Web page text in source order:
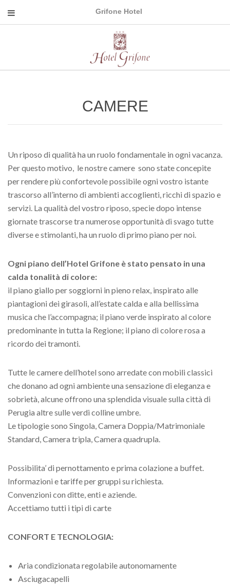
Grifone Hotel
CAMERE
Un riposo di qualità ha un ruolo fondamentale in ogni vacanza.
Per questo motivo, le nostre camere sono state concepite
per rendere più confortevole possibile ogni vostro istante
trascorso all’interno di ambienti accoglienti, ricchi di spazio e
servizi. La qualità del vostro riposo, specie dopo intense
giornate trascorse tra numerose opportunità di svago tutte
diverse e stimolanti, ha un ruolo di primo piano per noi.
Ogni piano dell’Hotel Grifone è stato pensato in una
calda tonalità di colore:
il piano giallo per soggiorni in pieno relax, inspirato alle
piantagioni dei girasoli, all’estate calda e alla bellissima
musica che l’accompagna; il piano verde inspirato al colore
predominante in tutta la Regione; il piano di colore rosa a
ricordo dei tramonti.
Tutte le camere dell’hotel sono arredate con mobili classici
che donano ad ogni ambiente una sensazione di eleganza e
sobrietà, alcune offrono una splendida visuale sulla città di
Perugia altre sulle verdi colline umbre.
Le tipologie sono Singola, Camera Doppia/Matrimoniale
Standard, Camera tripla, Camera quadrupla.
Possibilita’ di pernottamento e prima colazione a buffet.
Informazioni e tariffe per gruppi su richiesta.
Convenzioni con ditte, enti e aziende.
Accettiamo tutti i tipi di carte
CONFORT E TECNOLOGIA:
Aria condizionata regolabile autonomamente
Asciugacapelli